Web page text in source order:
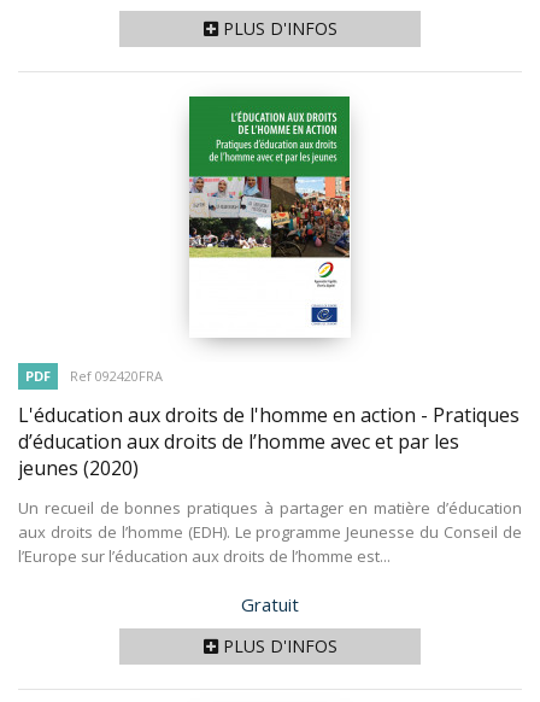
PLUS D'INFOS
PDF Ref 092420FRA
L'éducation aux droits de l'homme en action - Pratiques
d’éducation aux droits de l’homme avec et par les
jeunes (2020)
Un recueil de bonnes pratiques à partager en matière d’éducation
aux droits de l’homme (EDH). Le programme Jeunesse du Conseil de
l’Europe sur l’éducation aux droits de l’homme est...
Prix
Gratuit
PLUS D'INFOS